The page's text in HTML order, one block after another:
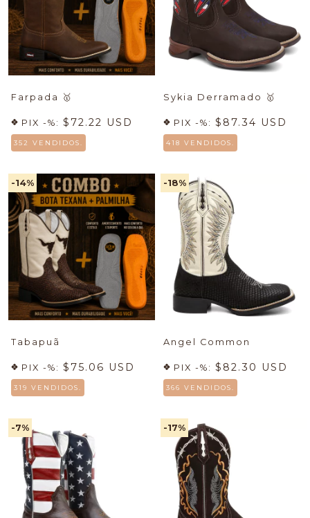
Farpada 🥇
PIX -%: $72.22 USD
352 VENDIDOS.
Sykia Derramado 🥇
PIX -%: $87.34 USD
418 VENDIDOS.
-14%
Tabapuã
PIX -%: $75.06 USD
319 VENDIDOS.
-18%
Angel Common
PIX -%: $82.30 USD
366 VENDIDOS.
-7% -17%